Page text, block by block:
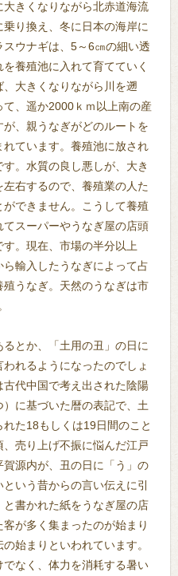
きくなりながら北赤道海流
り換え、冬に日本の海岸に
ウナギは、5～6㎝の細い透
養殖池に入れて育てていく
大きくなりながら川を遡
て、遥か2000ｋｍ以上南の産
、親うなぎがどのルートを
ています。養殖池に放され
。水質の良し悪しが、大き
右するので、養殖業の人た
できません。こうして養殖
スーパーやうなぎ屋の店頭
。現在、市場の半分以上
輸入したうなぎによって占
うなぎ。天然のうなぎは市
とか、「土用の丑」の日に
れるようになったのでしょ
代中国で考え出された陰陽
に基づいた暦の表記で、土
た18もしくは19日間のこと
売り上げ不振に悩んだ江戸
源内が、丑の日に「う」の
いう昔からの言い伝えに引
書かれた紙をうなぎ屋の店
が多く集まったのが始まり
始まりといわれています。
なく、体力を消耗する暑い